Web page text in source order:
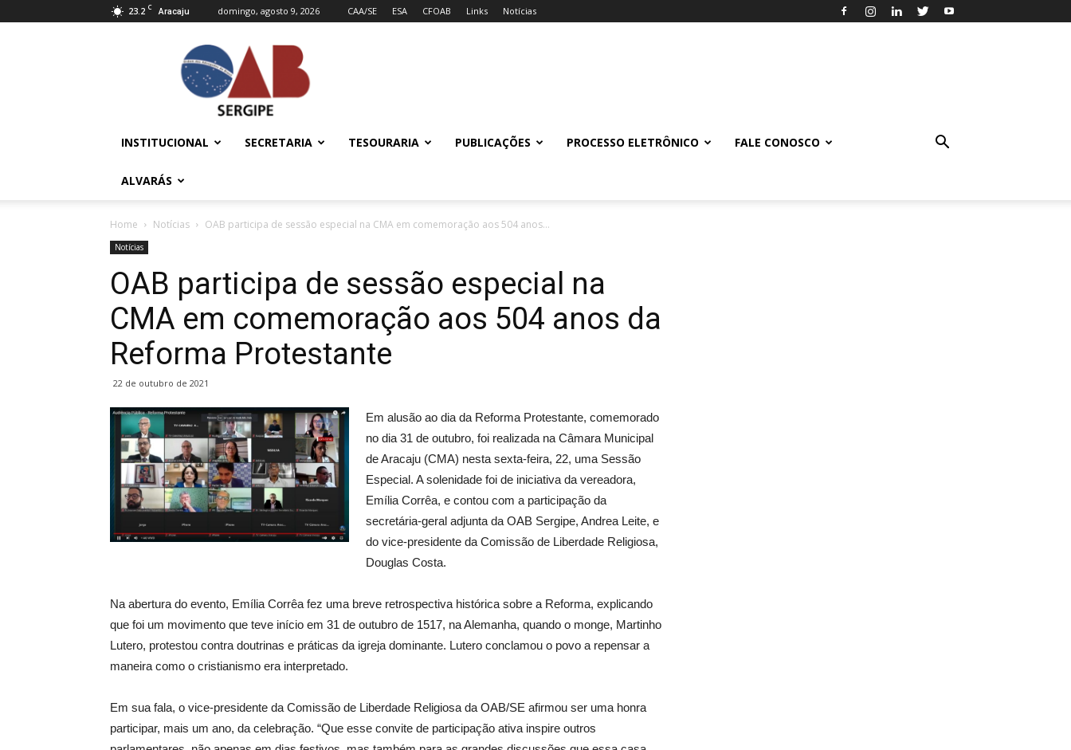
23.2 C Aracaju domingo, agosto 9, 2026 CAA/SE ESA CFOAB Links Notícias
OAB/SE
Ordem
do
INSTITUCIONAL SECRETARIA TESOURARIA PUBLICAÇÕES PROCESSO ELETRÔNICO FALE CONOSCO
ALVARÁS
Home Notícias OAB participa de sessão especial na CMA em comemoração aos 504 anos...
Notícias
OAB participa de sessão especial na
CMA em comemoração aos 504 anos da
Reforma Protestante
22 de outubro de 2021
Em alusão ao dia da Reforma Protestante, comemorado
no dia 31 de outubro, foi realizada na Câmara Municipal
de Aracaju (CMA) nesta sexta-feira, 22, uma Sessão
Especial. A solenidade foi de iniciativa da vereadora,
Emília Corrêa, e contou com a participação da
secretária-geral adjunta da OAB Sergipe, Andrea Leite, e
do vice-presidente da Comissão de Liberdade Religiosa,
Douglas Costa.
Na abertura do evento, Emília Corrêa fez uma breve retrospectiva histórica sobre a Reforma, explicando
que foi um movimento que teve início em 31 de outubro de 1517, na Alemanha, quando o monge, Martinho
Lutero, protestou contra doutrinas e práticas da igreja dominante. Lutero conclamou o povo a repensar a
maneira como o cristianismo era interpretado.
Em sua fala, o vice-presidente da Comissão de Liberdade Religiosa da OAB/SE afirmou ser uma honra
participar, mais um ano, da celebração. “Que esse convite de participação ativa inspire outros